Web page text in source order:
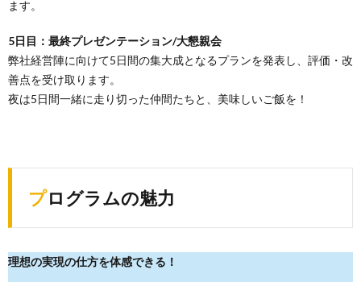
ます。
5日目：最終プレゼンテーション/大懇親会
弊社経営陣に向けて5日間の集大成となるプランを発表し、評価・改
善点を受け取ります。
夜は5日間一緒に走り切った仲間たちと、美味しいご飯を！
プログラムの魅力
理想の実現の仕方を体感できる！